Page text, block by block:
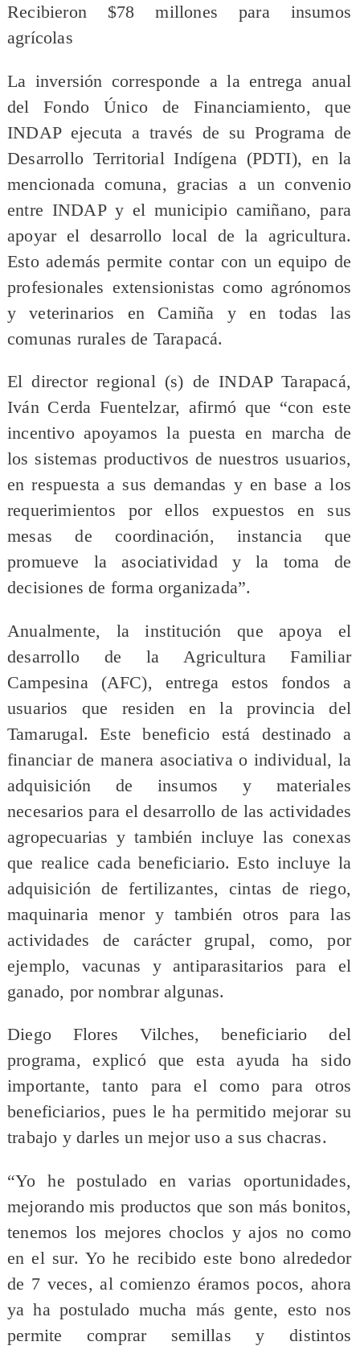
Recibieron $78 millones para insumos
agrícolas
La inversión corresponde a la entrega anual
del Fondo Único de Financiamiento, que
INDAP ejecuta a través de su Programa de
Desarrollo Territorial Indígena (PDTI), en la
mencionada comuna, gracias a un convenio
entre INDAP y el municipio camiñano, para
apoyar el desarrollo local de la agricultura.
Esto además permite contar con un equipo de
profesionales extensionistas como agrónomos
y veterinarios en Camiña y en todas las
comunas rurales de Tarapacá.
El director regional (s) de INDAP Tarapacá,
Iván Cerda Fuentelzar, afirmó que “con este
incentivo apoyamos la puesta en marcha de
los sistemas productivos de nuestros usuarios,
en respuesta a sus demandas y en base a los
requerimientos por ellos expuestos en sus
mesas de coordinación, instancia que
promueve la asociatividad y la toma de
decisiones de forma organizada”.
Anualmente, la institución que apoya el
desarrollo de la Agricultura Familiar
Campesina (AFC), entrega estos fondos a
usuarios que residen en la provincia del
Tamarugal. Este beneficio está destinado a
financiar de manera asociativa o individual, la
adquisición de insumos y materiales
necesarios para el desarrollo de las actividades
agropecuarias y también incluye las conexas
que realice cada beneficiario. Esto incluye la
adquisición de fertilizantes, cintas de riego,
maquinaria menor y también otros para las
actividades de carácter grupal, como, por
ejemplo, vacunas y antiparasitarios para el
ganado, por nombrar algunas.
Diego Flores Vilches, beneficiario del
programa, explicó que esta ayuda ha sido
importante, tanto para el como para otros
beneficiarios, pues le ha permitido mejorar su
trabajo y darles un mejor uso a sus chacras.
“Yo he postulado en varias oportunidades,
mejorando mis productos que son más bonitos,
tenemos los mejores choclos y ajos no como
en el sur. Yo he recibido este bono alrededor
de 7 veces, al comienzo éramos pocos, ahora
ya ha postulado mucha más gente, esto nos
permite comprar semillas y distintos